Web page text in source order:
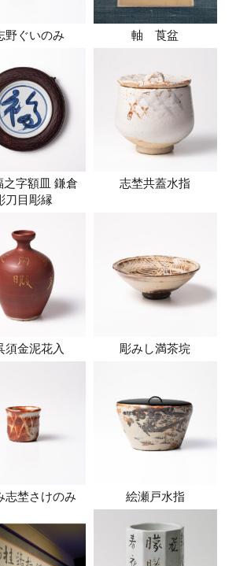
野ぐいのみ 軸 莨盆
之字額皿 鎌倉
刀目彫縁
志埜共蓋水指
須金泥花入 彫みし満茶垸
志埜さけのみ 絵瀬戸水指